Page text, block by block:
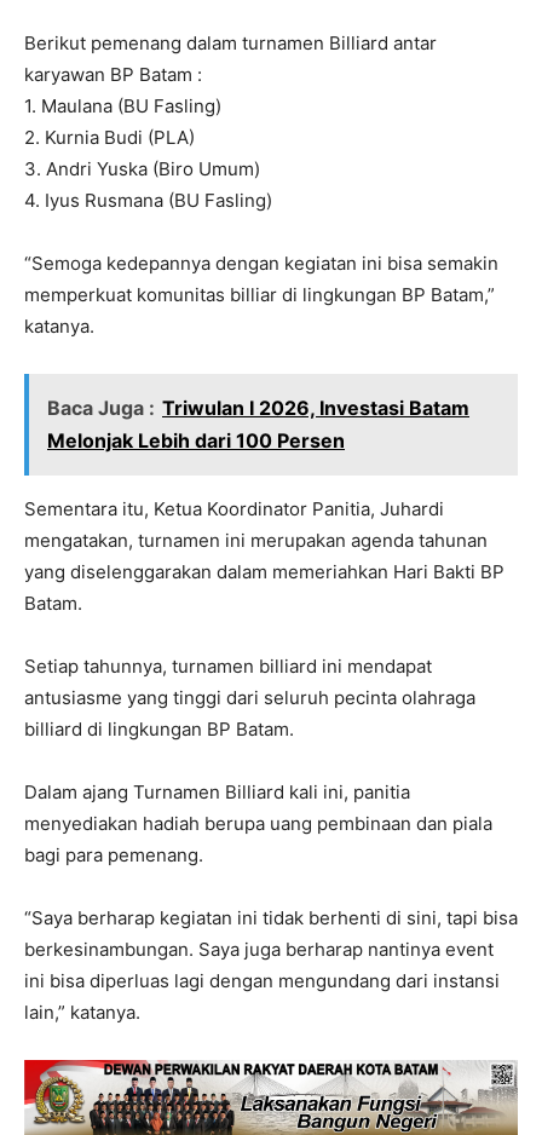
Berikut pemenang dalam turnamen Billiard antar
karyawan BP Batam :
1. Maulana (BU Fasling)
2. Kurnia Budi (PLA)
3. Andri Yuska (Biro Umum)
4. Iyus Rusmana (BU Fasling)
“Semoga kedepannya dengan kegiatan ini bisa semakin
memperkuat komunitas billiar di lingkungan BP Batam,”
katanya.
Baca Juga : Triwulan I 2026, Investasi Batam
Melonjak Lebih dari 100 Persen
Sementara itu, Ketua Koordinator Panitia, Juhardi
mengatakan, turnamen ini merupakan agenda tahunan
yang diselenggarakan dalam memeriahkan Hari Bakti BP
Batam.
Setiap tahunnya, turnamen billiard ini mendapat
antusiasme yang tinggi dari seluruh pecinta olahraga
billiard di lingkungan BP Batam.
Dalam ajang Turnamen Billiard kali ini, panitia
menyediakan hadiah berupa uang pembinaan dan piala
bagi para pemenang.
“Saya berharap kegiatan ini tidak berhenti di sini, tapi bisa
berkesinambungan. Saya juga berharap nantinya event
ini bisa diperluas lagi dengan mengundang dari instansi
lain,” katanya.